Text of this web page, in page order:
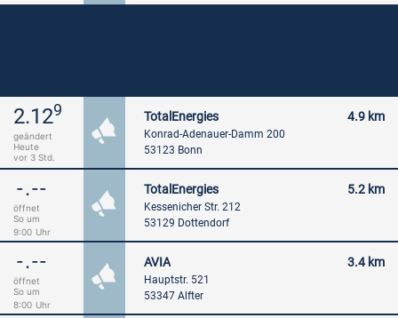
2.129
geändert
Heute
vor 3 Std.
TotalEnergies 4.9 km
Konrad-Adenauer-Damm 200
53123 Bonn
-.--
öffnet
So um
9:00 Uhr
TotalEnergies 5.2 km
Kessenicher Str. 212
53129 Dottendorf
-.--
öffnet
So um
8:00 Uhr
AVIA 3.4 km
Hauptstr. 521
53347 Alfter